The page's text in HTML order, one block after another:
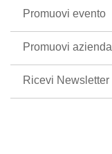
Promuovi evento
Promuovi azienda
Ricevi Newsletter